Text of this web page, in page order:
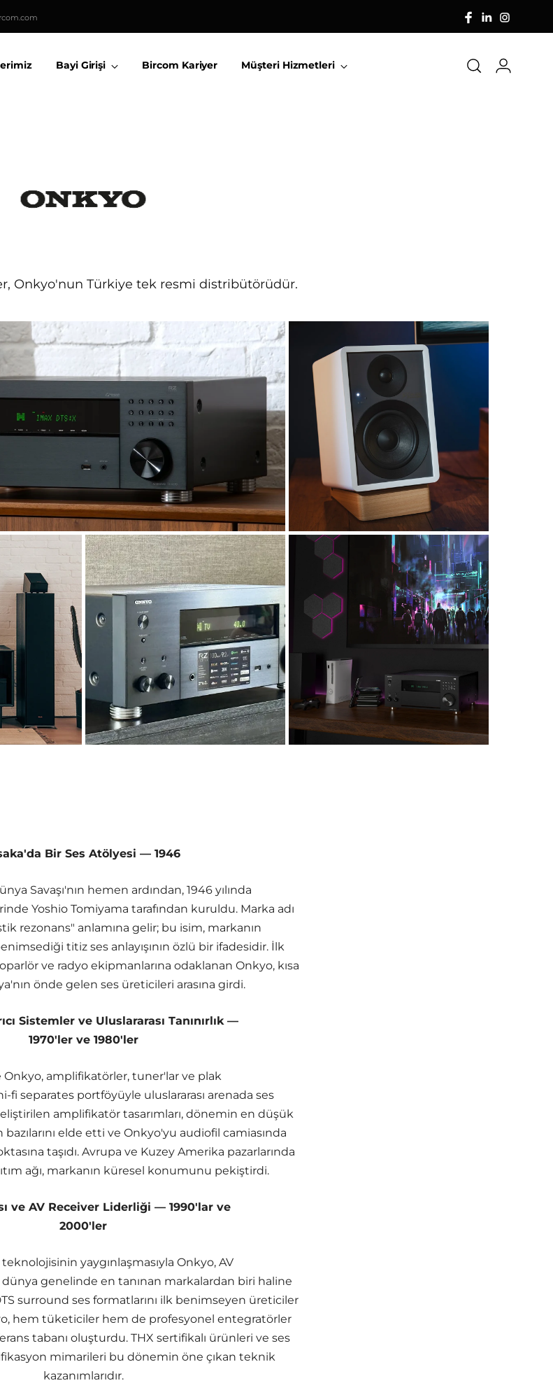
Bayi Girişi Bircom Kariyer Müşteri Hizmetleri
Onkyo'nun Türkiye tek resmi distribütörüdür.
Bir Ses Atölyesi — 1946
Savaşı'nın hemen ardından, 1946 yılında
Yoshio Tomiyama tarafından kuruldu. Marka adı
rezonans" anlamına gelir; bu isim, markanın
titiz ses anlayışının özlü bir ifadesidir. İlk
ve radyo ekipmanlarına odaklanan Onkyo, kısa
önde gelen ses üreticileri arasına girdi.
Sistemler ve Uluslararası Tanınırlık —
1970'ler ve 1980'ler
Onkyo, amplifikatörler, tuner'lar ve plak
fi separates portföyüyle uluslararası arenada ses
amplifikatör tasarımları, dönemin en düşük
elde etti ve Onkyo'yu audiofil camiasında
taşıdı. Avrupa ve Kuzey Amerika pazarlarında
ağı, markanın küresel konumunu pekiştirdi.
ve AV Receiver Liderliği — 1990'lar ve
2000'ler
teknolojisinin yaygınlaşmasıyla Onkyo, AV
genelinde en tanınan markalardan biri haline
surround ses formatlarını ilk benimseyen üreticiler
hem tüketiciler hem de profesyonel entegratörler
tabanı oluşturdu. THX sertifikalı ürünleri ve ses
mimarileri bu dönemin öne çıkan teknik
kazanımlarıdır.